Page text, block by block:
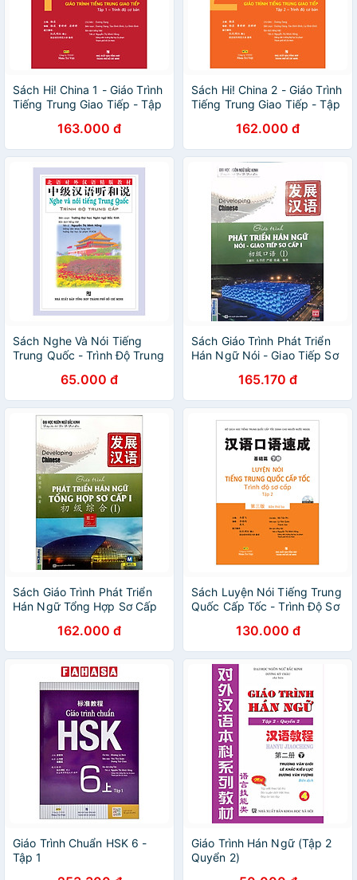
Sách Hi! China 1 - Giáo Trình
Tiếng Trung Giao Tiếp - Tập
163.000 đ
Sách Hi! China 2 - Giáo Trình
Tiếng Trung Giao Tiếp - Tập
162.000 đ
Sách Nghe Và Nói Tiếng
Trung Quốc - Trình Độ Trung
65.000 đ
Sách Giáo Trình Phát Triển
Hán Ngữ Nói - Giao Tiếp Sơ
165.170 đ
Sách Giáo Trình Phát Triển
Hán Ngữ Tổng Hợp Sơ Cấp
162.000 đ
Sách Luyện Nói Tiếng Trung
Quốc Cấp Tốc - Trình Độ Sơ
File MP3) (Tái Bản)
130.000 đ
Giáo Trình Chuẩn HSK 6 -
Tập 1
Giáo Trình Hán Ngữ (Tập 2
Quyển 2)